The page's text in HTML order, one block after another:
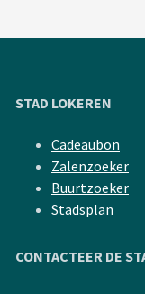
STAD LOKEREN
Cadeaubon
Zalenzoeker
Buurtzoeker
Stadsplan
CONTACTEER DE